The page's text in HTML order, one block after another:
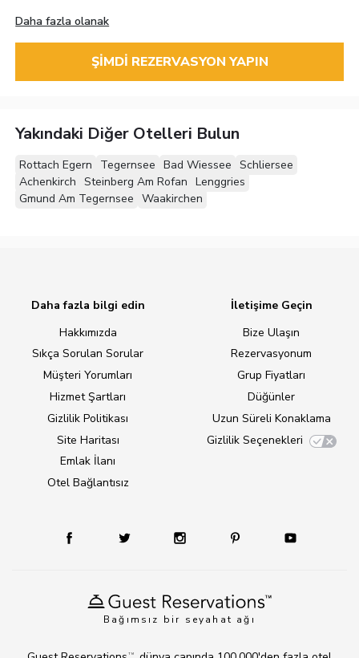
Daha fazla olanak
ŞIMDI REZERVASYON YAPIN
Yakındaki Diğer Otelleri Bulun
Rottach Egern Tegernsee Bad Wiessee Schliersee
Achenkirch Steinberg Am Rofan Lenggries
Gmund Am Tegernsee Waakirchen
Bağımsız bir seyahat ağı
Daha fazla bilgi edin
Hakkımızda
Sıkça Sorulan Sorular
Müşteri Yorumları
Hizmet Şartları
Gizlilik Politikası
Site Haritası
Emlak İlanı
Otel Bağlantısız
İletişime Geçin
Bize Ulaşın
Rezervasyonum
Grup Fiyatları
Düğünler
Uzun Süreli Konaklama
Gizlilik Seçenekleri
TM